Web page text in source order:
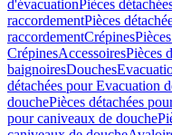
d'évacuationPièces
raccordementPièces
raccordementCrépines
CrépinesAccessoiresPièces
baignoiresDouches
détachées pour Evacuation
douchePièces détachées
pour caniveaux de douche